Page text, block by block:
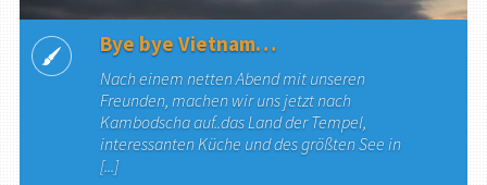
Bye bye Vietnam…
Nach einem netten Abend mit unseren
Freunden, machen wir uns jetzt nach
Kambodscha auf..das Land der Tempel,
interessanten Küche und des größten See in
[...]